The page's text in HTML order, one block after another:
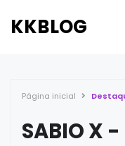
KKBLOG
Página inicial
SABIO X -